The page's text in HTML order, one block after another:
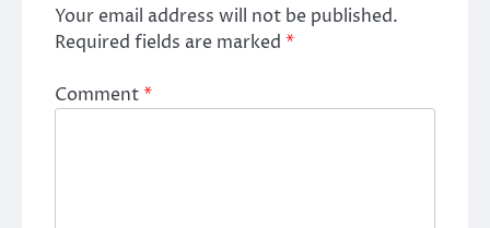
Your email address will not be published.
Required fields are marked *
Comment*